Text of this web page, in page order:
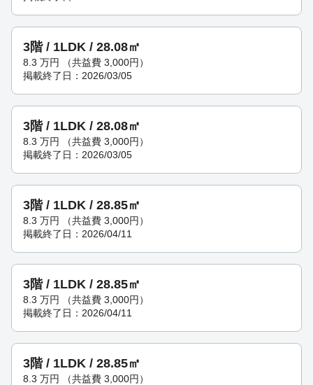
3階 / 1LDK / 28.08㎡
8.3 万円 （共益費 3,000円）
掲載終了日：2026/03/05
3階 / 1LDK / 28.08㎡
8.3 万円 （共益費 3,000円）
掲載終了日：2026/03/05
3階 / 1LDK / 28.85㎡
8.3 万円 （共益費 3,000円）
掲載終了日：2026/04/11
3階 / 1LDK / 28.85㎡
8.3 万円 （共益費 3,000円）
掲載終了日：2026/04/11
3階 / 1LDK / 28.85㎡
8.3 万円 （共益費 3,000円）